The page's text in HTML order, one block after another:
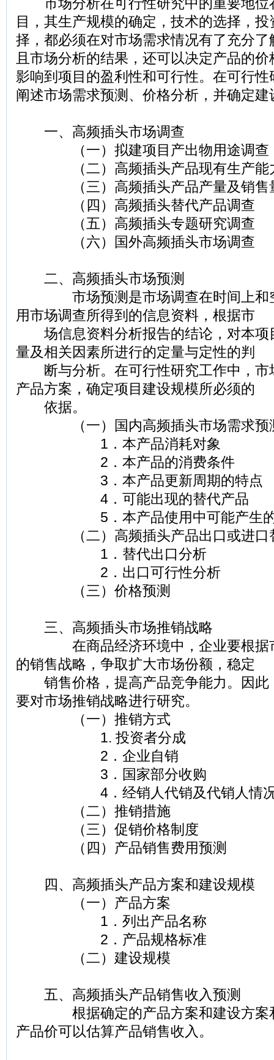
市场分析在可行性研究中的重要地位
目，其生产规模的确定，技术的选择，
择，都必须在对市场需求情况有了充分
且市场分析的结果，还可以决定产品的
影响到项目的盈利性和可行性。在可行
阐述市场需求预测、价格分析，并确定建
一、高频插头市场调查
（一）拟建项目产出物用途调查
（二）高频插头产品现有生产能
（三）高频插头产品产量及销售
（四）高频插头替代产品调查
（五）高频插头专题研究调查
（六）国外高频插头市场调查
二、高频插头市场预测
市场预测是市场调查在时间上和空
用市场调查所得到的信息资料，根据市
场信息资料分析报告的结论，对本项
量及相关因素所进行的定量与定性的判
断与分析。在可行性研究工作中，市
产品方案，确定项目建设规模所必须的
依据。
（一）国内高频插头市场需求预
1．本产品消耗对象
2．本产品的消费条件
3．本产品更新周期的特点
4．可能出现的替代产品
5．本产品使用中可能产生的
（二）高频插头产品出口或进口
1．替代出口分析
2．出口可行性分析
（三）价格预测
三、高频插头市场推销战略
在商品经济环境中，企业要根据市
的销售战略，争取扩大市场份额，稳定
销售价格，提高产品竞争能力。因此
要对市场推销战略进行研究。
（一）推销方式
1. 投资者分成
2．企业自销
3．国家部分收购
4．经销人代销及代销人情况
（二）推销措施
（三）促销价格制度
（四）产品销售费用预测
四、高频插头产品方案和建设规模
（一）产品方案
1．列出产品名称
2．产品规格标准
（二）建设规模
五、高频插头产品销售收入预测
根据确定的产品方案和建设方案和
产品价可以估算产品销售收入。